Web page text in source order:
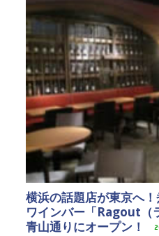
横浜の話題店が東京へ
ワインバー「Ragout（
青山通りにオープン！